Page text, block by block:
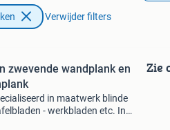
Verwijder filters
zwevende wandplank en
in maatwerk blinde
- werkbladen etc. In
Zie